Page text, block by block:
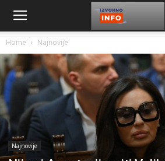
Home Najnovije
Najnovije